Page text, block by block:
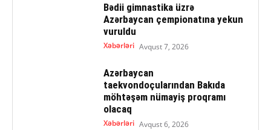
Bədii gimnastika üzrə
Azərbaycan çempionatına yekun
vuruldu
Xəbərləri Avqust 7, 2026
Azərbaycan
taekvondoçularından Bakıda
möhtəşəm nümayiş proqramı
olacaq
Xəbərləri Avqust 6, 2026